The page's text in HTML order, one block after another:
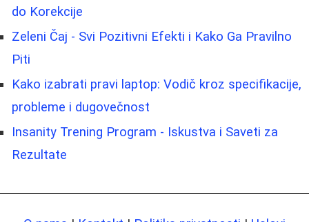
do Korekcije
Zeleni Čaj - Svi Pozitivni Efekti i Kako Ga Pravilno
Piti
Kako izabrati pravi laptop: Vodič kroz specifikacije,
probleme i dugovečnost
Insanity Trening Program - Iskustva i Saveti za
Rezultate